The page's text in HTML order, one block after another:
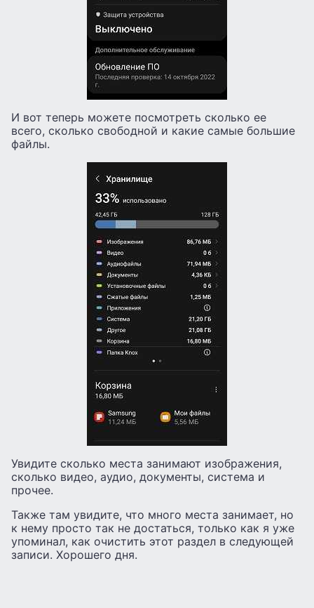
И вот теперь можете посмотреть сколько ее
всего, сколько свободной и какие самые большие
файлы.
Увидите сколько места занимают изображения,
сколько видео, аудио, документы, система и
прочее.
Также там увидите, что много места занимает, но
к нему просто так не достаться, только как я уже
упоминал, как очистить этот раздел в следующей
записи. Хорошего дня.